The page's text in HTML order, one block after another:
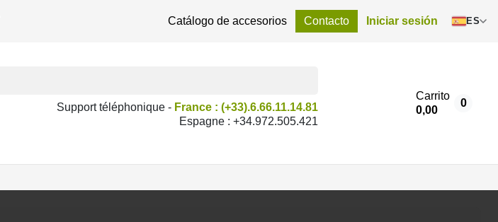
Catálogo de accesorios Contacto Iniciar sesión ES
Support téléphonique - France : (+33).6.66.11.14.81
Espagne : +34.972.505.421
Carrito
0,00
0